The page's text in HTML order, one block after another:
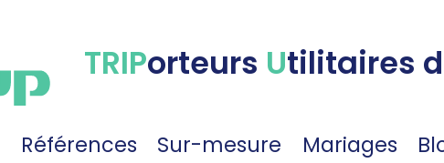
TRIPorteurs Utilitaires
Références Sur-mesure Mariages